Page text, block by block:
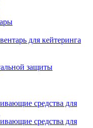
для кейтеринга
защиты
средства для
средства для